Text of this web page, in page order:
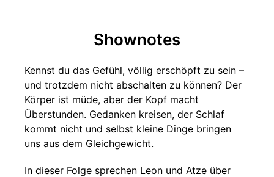
Shownotes
Kennst du das Gefühl, völlig erschöpft zu sein –
und trotzdem nicht abschalten zu können? Der
Körper ist müde, aber der Kopf macht
Überstunden. Gedanken kreisen, der Schlaf
kommt nicht und selbst kleine Dinge bringen
uns aus dem Gleichgewicht.
In dieser Folge sprechen Leon und Atze über